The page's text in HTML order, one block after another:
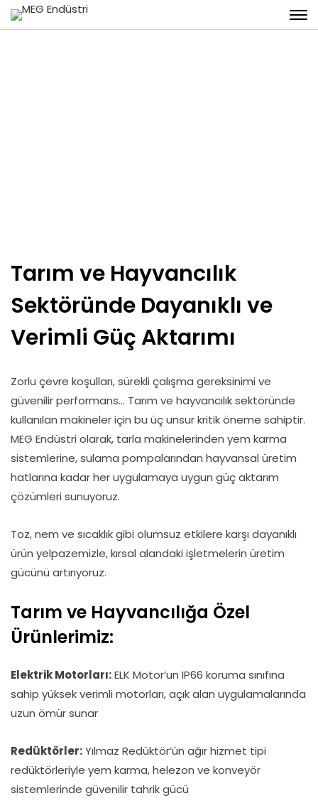
Tarım ve Hayvancılık
Sektöründe Dayanıklı ve
Verimli Güç Aktarımı
Zorlu çevre koşulları, sürekli çalışma gereksinimi ve
güvenilir performans… Tarım ve hayvancılık sektöründe
kullanılan makineler için bu üç unsur kritik öneme sahiptir.
MEG Endüstri olarak, tarla makinelerinden yem karma
sistemlerine, sulama pompalarından hayvansal üretim
hatlarına kadar her uygulamaya uygun güç aktarım
çözümleri sunuyoruz.
Toz, nem ve sıcaklık gibi olumsuz etkilere karşı dayanıklı
ürün yelpazemizle, kırsal alandaki işletmelerin üretim
gücünü artırıyoruz.
Tarım ve Hayvancılığa Özel
Ürünlerimiz:
Elektrik Motorları:ELK Motor’un IP66 koruma sınıfına
sahip yüksek verimli motorları, açık alan uygulamalarında
uzun ömür sunar
Redüktörler:Yılmaz Redüktör’ün ağır hizmet tipi
redüktörleriyle yem karma, helezon ve konveyör
sistemlerinde güvenilir tahrik gücü